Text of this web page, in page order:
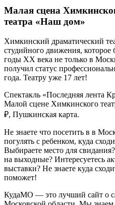
Малая сцена
театра «Наш дом»
Химкинский драматический
студийного движения,
годы XX века не только в
получил статус
года. Театру уже 17 лет!
Спектакль «Последняя лента
Малой сцене Химкинского
₽, Пушкинская карта.
Не знаете что посетить в в
погулять с ребенком, куда
Выбираете место для
на выходные? Интересуетесь
выставки? Не знаете куда
поможет!
КудаМО — это лучший сайт о